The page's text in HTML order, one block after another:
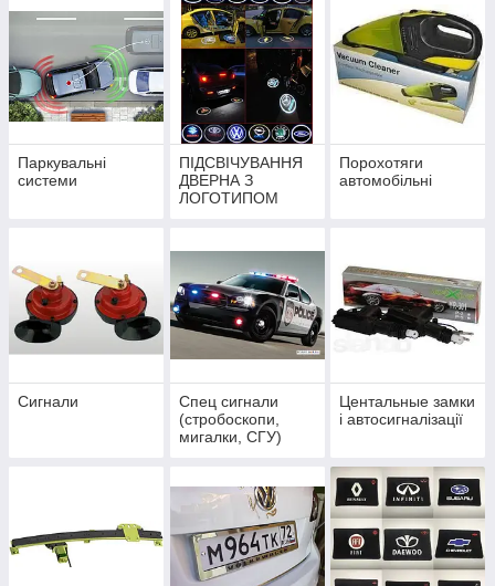
Турбіни,
Паркувальні
системи
ПІДСВІЧУВАННЯ
ДВЕРНА З
ЛОГОТИПОМ
Порохотяги
автомобільні
Сигнали
Спец сигнали
(стробоскопи,
мигалки, СГУ)
Центальные замки
і автосигналізації